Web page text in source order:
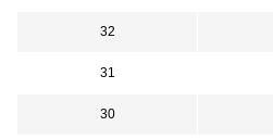
32
31
30